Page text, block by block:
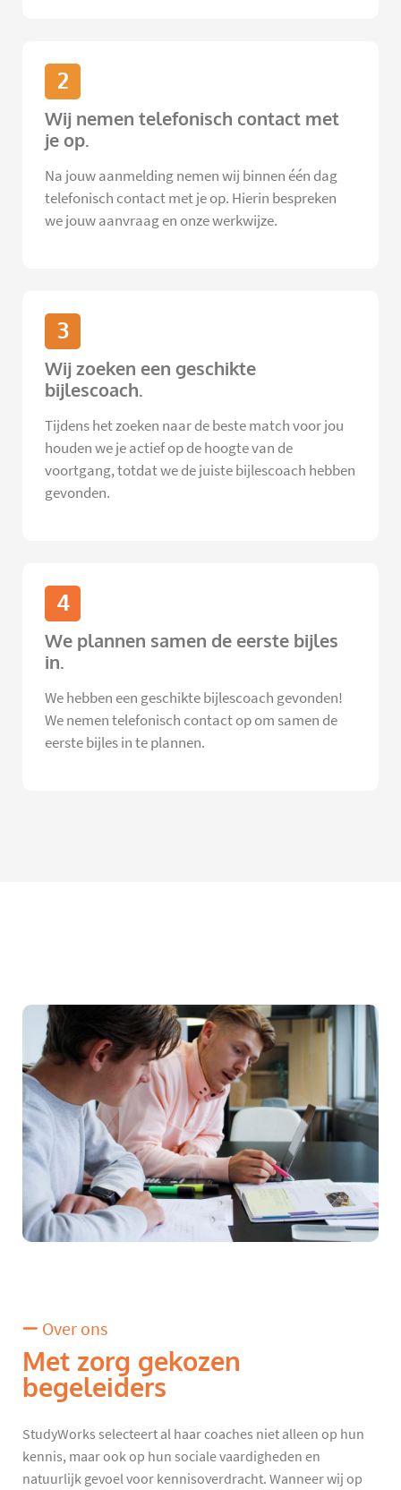
2
Wij nemen telefonisch contact met
je op.
Na jouw aanmelding nemen wij binnen één dag
telefonisch contact met je op. Hierin bespreken
we jouw aanvraag en onze werkwijze.
3
Wij zoeken een geschikte
bijlescoach.
Tijdens het zoeken naar de beste match voor jou
houden we je actief op de hoogte van de
voortgang, totdat we de juiste bijlescoach hebben
gevonden.
4
We plannen samen de eerste bijles
in.
We hebben een geschikte bijlescoach gevonden!
We nemen telefonisch contact op om samen de
eerste bijles in te plannen.
Over ons
Met zorg gekozen
begeleiders
StudyWorks selecteert al haar coaches niet alleen op hun
kennis, maar ook op hun sociale vaardigheden en
natuurlijk gevoel voor kennisoverdracht. Wanneer wij op